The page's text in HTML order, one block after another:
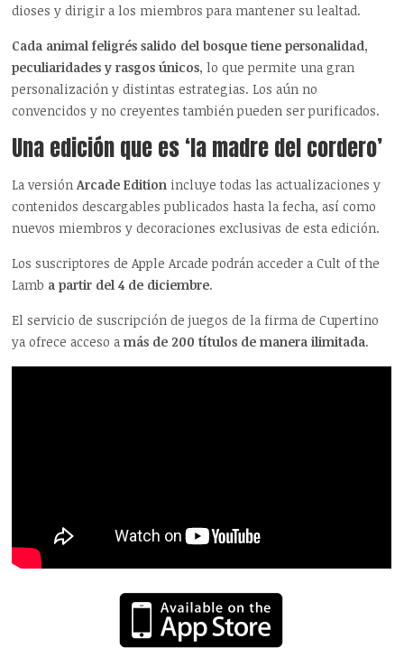
dioses y dirigir a los miembros para mantener su lealtad.
Cada animal feligrés salido del bosque tiene personalidad,
peculiaridades y rasgos únicos, lo que permite una gran
personalización y distintas estrategias. Los aún no
convencidos y no creyentes también pueden ser purificados.
Una edición que es ‘la madre del cordero’
La versiónArcade Edition incluye todas las actualizaciones y
contenidos descargables publicados hasta la fecha, así como
nuevos miembros y decoraciones exclusivas de esta edición.
Los suscriptores de Apple Arcade podrán acceder a Cult of the
Lamb a partir del 4 de diciembre.
El servicio de suscripción de juegos de la firma de Cupertino
ya ofrece acceso amás de 200 títulos de manera ilimitada.